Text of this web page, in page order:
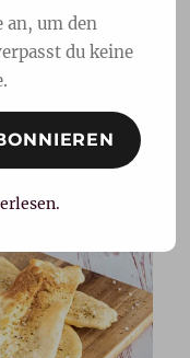
an, um den
du keine